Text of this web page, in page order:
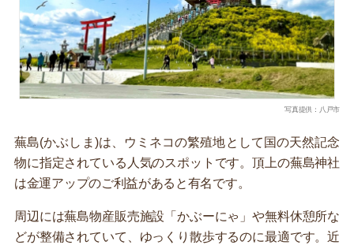
写真提供：八戸市
蕪島(かぶしま)は、ウミネコの繁殖地として国の天然記念
物に指定されている人気のスポットです。頂上の蕪島神社
は金運アップのご利益があると有名です。
周辺には蕪島物産販売施設「かぶーにゃ」や無料休憩所な
どが整備されていて、ゆっくり散歩するのに最適です。近